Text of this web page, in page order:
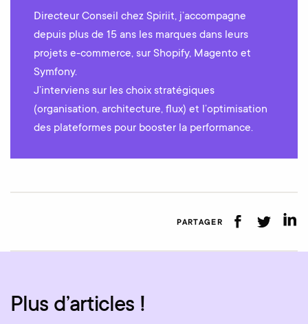
Directeur Conseil chez Spiriit, j’accompagne
depuis plus de 15 ans les marques dans leurs
projets e-commerce, sur Shopify, Magento et
Symfony.
J’interviens sur les choix stratégiques
(organisation, architecture, flux) et l’optimisation
des plateformes pour booster la performance.
PARTAGER
Plus d’articles !